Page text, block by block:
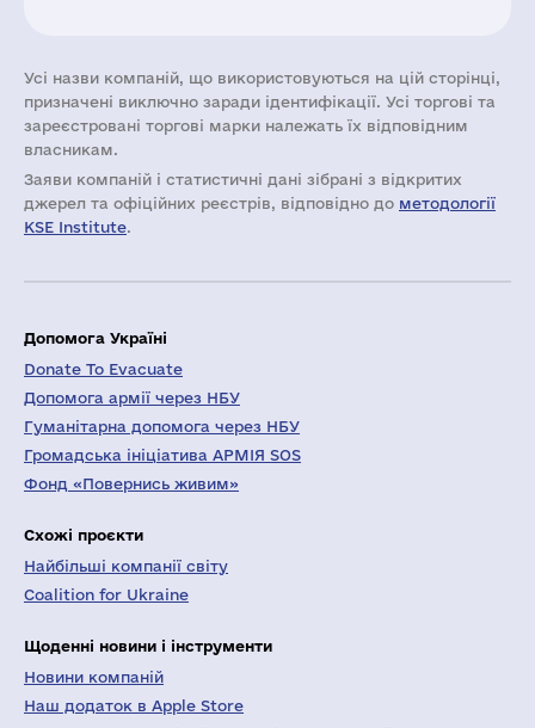
Усі назви компаній, що використовуються на цій сторінці,
призначені виключно заради ідентифікації. Усі торгові та
зареєстровані торгові марки належать їх відповідним
власникам.
Заяви компаній i статистичні дані зібрані з відкритих
джерел та офіційних реєстрів, відповідно до методології
KSE Institute.
Допомога Україні
Donate To Evacuate
Допомога армії через НБУ
Гуманітарна допомога через НБУ
Громадська ініціатива АРМІЯ SOS
Фонд «Повернись живим»
Схожі проєкти
Найбільші компанії світу
Coalition for Ukraine
Щоденні новини і інструменти
Новини компаній
Наш додаток в Apple Store